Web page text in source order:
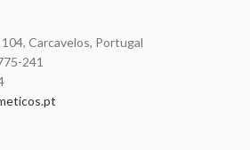
Carcavelos, Portugal
241